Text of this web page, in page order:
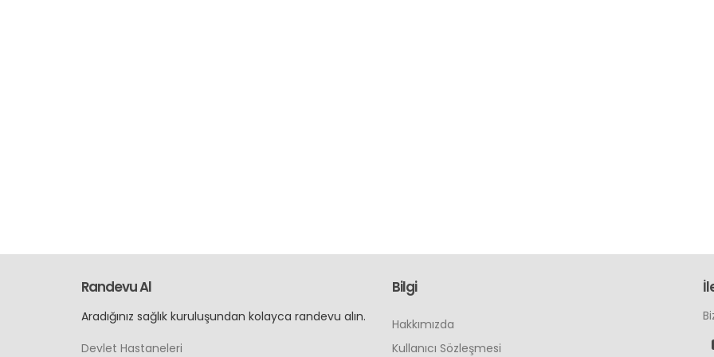
Randevu Al
Aradığınız sağlık kuruluşundan kolayca randevu alın.
Devlet Hastaneleri
Bilgi
Hakkımızda
Kullanıcı Sözleşmesi